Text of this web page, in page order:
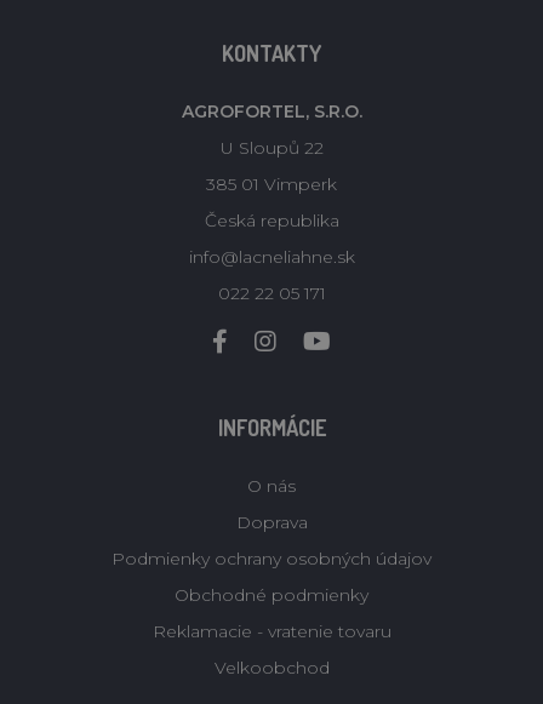
KONTAKTY
AGROFORTEL, S.R.O.
U Sloupů 22
385 01 Vimperk
Česká republika
info@lacneliahne.sk
022 22 05 171
INFORMÁCIE
O nás
Doprava
Podmienky ochrany osobných údajov
Obchodné podmienky
Reklamacie - vratenie tovaru
Velkoobchod